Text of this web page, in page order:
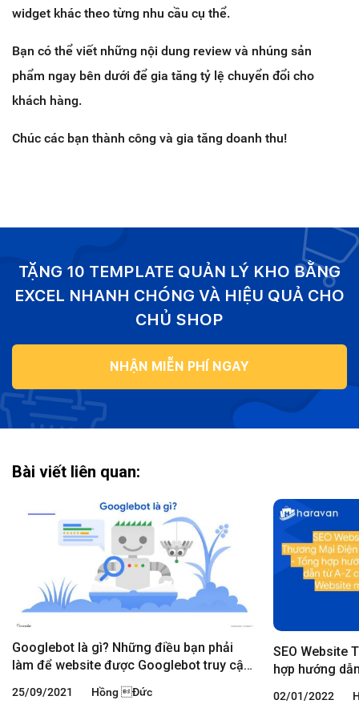
widget khác theo từng nhu cầu cụ thể.
Bạn có thể viết những nội dung review và nhúng sản
phẩm ngay bên dưới để gia tăng tỷ lệ chuyển đổi cho
khách hàng.
Chúc các bạn thành công và gia tăng doanh thu!
TẶNG 10 TEMPLATE QUẢN LÝ KHO BẰNG
EXCEL NHANH CHÓNG VÀ HIỆU QUẢ CHO
CHỦ SHOP
NHẬN MIỄN PHÍ NGAY
Bài viết liên quan:
Googlebot là gì? Những điều bạn phải
làm để website được Googlebot truy cập
25/09/2021 Hồng Đức
SEO Website
hợp hướng
02/01/2022